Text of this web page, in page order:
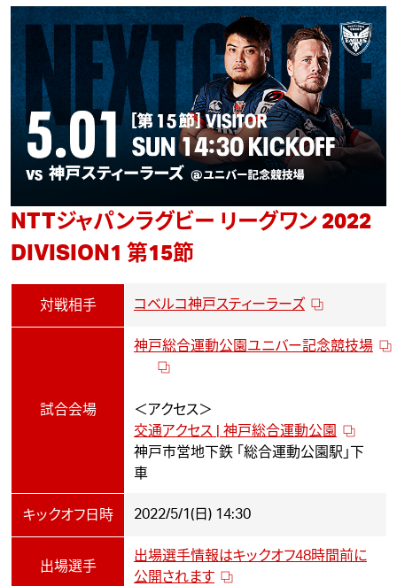
NTTジャパンラグビー リーグワン 2022
DIVISION1 第15節
対戦相手 コベルコ神戸スティーラーズ
試合会場
神戸総合運動公園ユニバー記念競技場
＜アクセス＞
交通アクセス | 神戸総合運動公園
神戸市営地下鉄 「総合運動公園駅」下
車
キックオフ日時 2022/5/1(日) 14:30
出場選手
出場選手情報はキックオフ48時間前に
公開されます